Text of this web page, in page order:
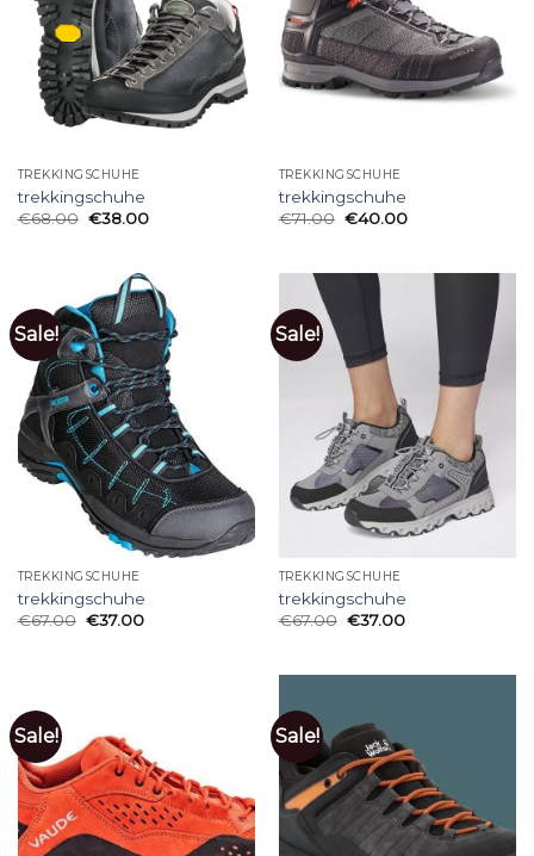
TREKKINGSCHUHE
trekkingschuhe
€68.00 €38.00
TREKKINGSCHUHE
trekkingschuhe
€71.00 €40.00
Sale!
TREKKINGSCHUHE
trekkingschuhe
€67.00 €37.00
Sale!
TREKKINGSCHUHE
trekkingschuhe
€67.00 €37.00
Sale! Sale!